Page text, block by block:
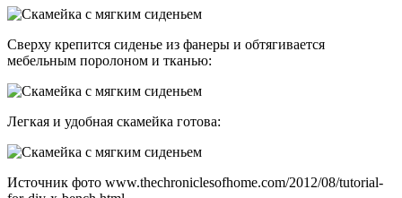
Сверху крепится сиденье из фанеры и обтягивается
мебельным поролоном и тканью:
Легкая и удобная скамейка готова:
Источник фото www.thechroniclesofhome.com/2012/08/tutorial-